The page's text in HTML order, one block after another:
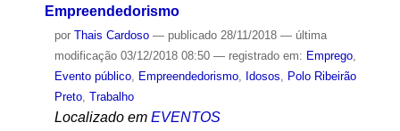
Empreendedorismo
por Thais Cardoso — publicado28/11/2018 — última
modificação03/12/2018 08:50 — registrado em: Emprego,
Evento público, Empreendedorismo, Idosos
Polo Ribeirão
Preto, Trabalho
Localizado em EVENTOS